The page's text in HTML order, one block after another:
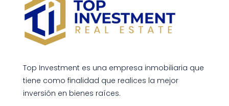
Top Investment es una empresa inmobiliaria que
tiene como finalidad que realices la mejor
inversión en bienes raíces.